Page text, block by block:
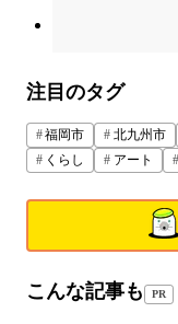
注目のタグ
福岡市 北九州市
くらし
アート
こんな記事も PR